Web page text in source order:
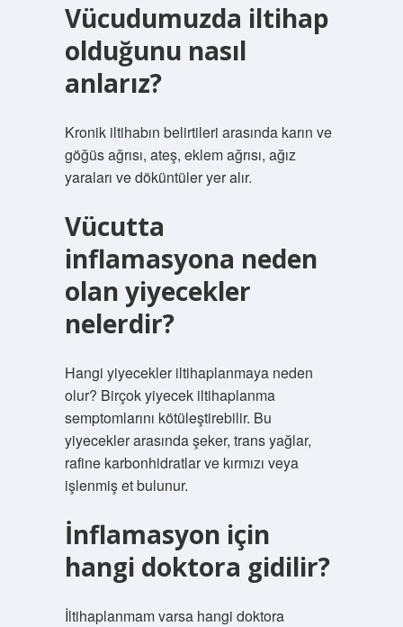
Vücudumuzda iltihap
olduğunu nasıl
anlarız?
Kronik iltihabın belirtileri arasında karın ve
göğüs ağrısı, ateş, eklem ağrısı, ağız
yaraları ve döküntüler yer alır.
Vücutta
inflamasyona neden
olan yiyecekler
nelerdir?
Hangi yiyecekler iltihaplanmaya neden
olur? Birçok yiyecek iltihaplanma
semptomlarını kötüleştirebilir. Bu
yiyecekler arasında şeker, trans yağlar,
rafine karbonhidratlar ve kırmızı veya
işlenmiş et bulunur.
İnflamasyon için
hangi doktora gidilir?
İltihaplanmam varsa hangi doktora